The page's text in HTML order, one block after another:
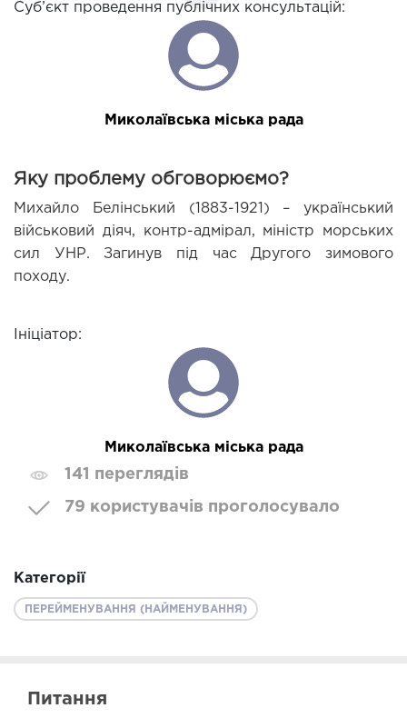
Суб’єкт проведення публічних консультацій:
Миколаївська міська рада
Яку проблему обговорюємо?
Михайло Белінський (1883-1921) – український
військовий діяч, контр-адмірал, міністр морських
сил УНР. Загинув під час Другого зимового
походу.
Ініціатор:
Миколаївська міська рада
141 переглядів
79 користувачів проголосувало
Категорії
ПЕРЕЙМЕНУВАННЯ (НАЙМЕНУВАННЯ)
Питання